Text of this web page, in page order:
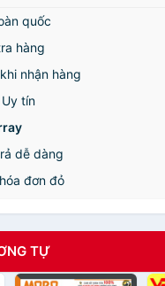
quốc
hàng
nhận hàng
tín
dễ dàng
đơn đỏ
TỰ